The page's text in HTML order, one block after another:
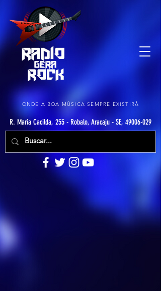
ONDE A BOA MÚSICA SEMPRE EXISTIRÁ
R. Maria Cacilda, 255 - Robalo, Aracaju - SE, 49006-029